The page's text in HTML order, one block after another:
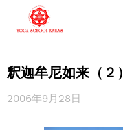
釈迦牟尼如来（２）
2006年9月28日